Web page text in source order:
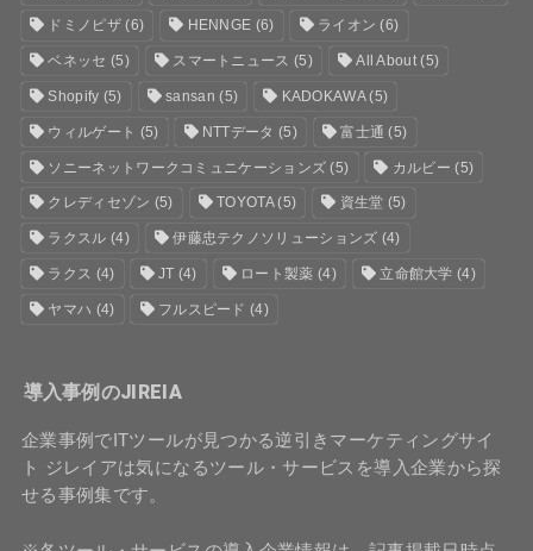
ドミノピザ(6) HENNGE (6) ライオン (6)
ベネッセ (5) スマートニュース (5) All About(5)
Shopify (5) sansan (5) KADOKAWA(5)
ウィルゲート (5) NTTデータ (5) 富士通 (5)
ソニーネットワークコミュニケーションズ (5) カルビー (5)
クレディセゾン (5) TOYOTA(5) 資生堂 (5)
ラクスル (4) 伊藤忠テクノソリューションズ (4)
ラクス (4) JT (4) ロート製薬 (4) 立命館大学 (4)
ヤマハ (4) フルスピード (4)
導入事例のJIREIA
企業事例でITツールが見つかる逆引きマーケティングサイ
ト ジレイアは気になるツール・サービスを導入企業から探
せる事例集です。